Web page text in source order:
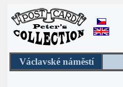
Václavské náměstí